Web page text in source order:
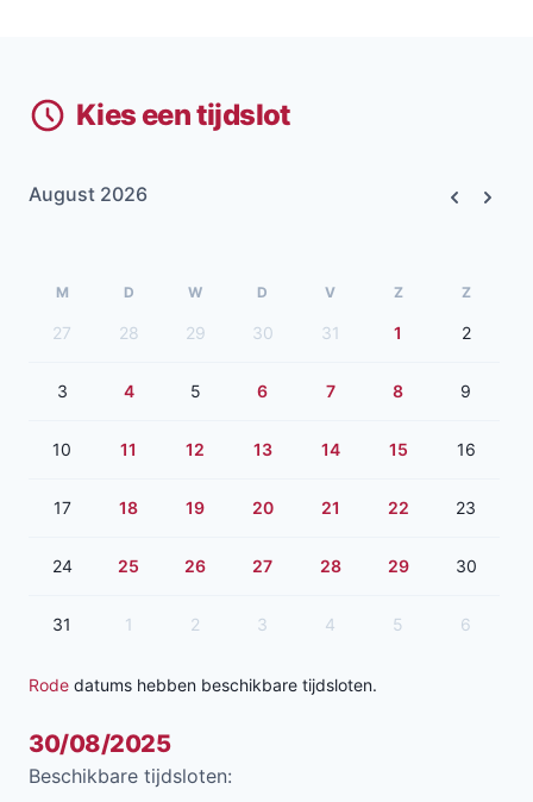
Kies een tijdslot
August 2026
M D W D V Z Z
27 28 29 30 31 1 2
3 4 5 6 7 8 9
10 11 12 13 14 15 16
17 18 19 20 21 22 23
24 25 26 27 28 29 30
31 1 2 3 4 5 6
Rode datums hebben beschikbare tijdsloten.
30/08/2025
Beschikbare tijdsloten: